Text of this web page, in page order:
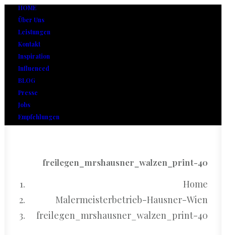
HOME
Über Uns
Leistungen
Kontakt
Inspiration
Influenced
BLOG
Presse
Jobs
Empfehlungen
freilegen_mrshausner_walzen_print-40
Home
Malermeisterbetrieb-Hausner-Wien
freilegen_mrshausner_walzen_print-40